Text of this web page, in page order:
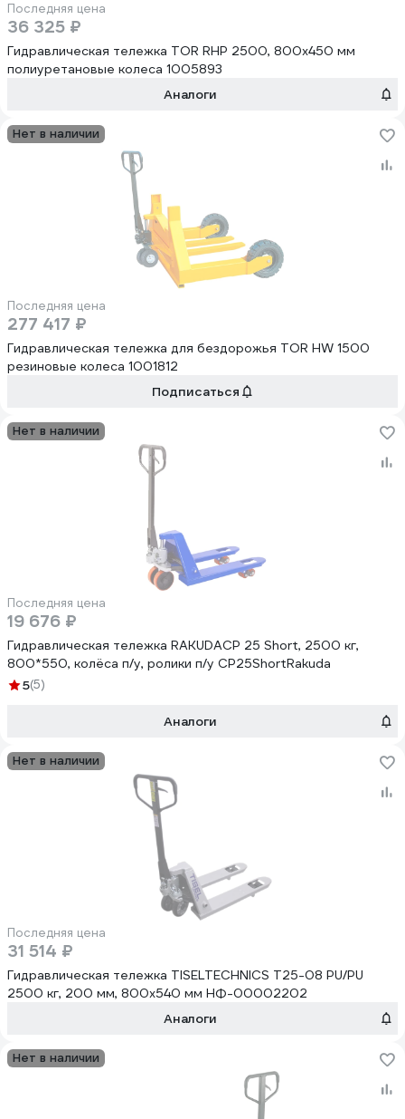
Последняя цена
36 325 ₽
Гидравлическая тележка TOR RHP 2500, 800x450 мм
полиуретановые колеса 1005893
Аналоги
Нет в наличии
Последняя цена
277 417 ₽
Гидравлическая тележка для бездорожья TOR HW 1500
резиновые колеса 1001812
Подписаться
Нет в наличии
Последняя цена
19 676 ₽
Гидравлическая тележка RAKUDACP 25 Short, 2500 кг,
800*550, колёса п/у, ролики п/у CP25ShortRakuda
5(5)
Аналоги
Нет в наличии
Последняя цена
31 514 ₽
Гидравлическая тележка TISELTECHNICS T25-08 PU/PU
2500 кг, 200 мм, 800x540 мм НФ-00002202
Аналоги
Нет в наличии